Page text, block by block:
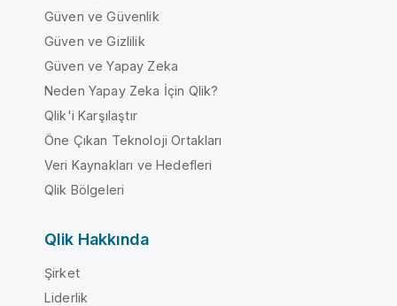
Güven ve Güvenlik
Güven ve Gizlilik
Güven ve Yapay Zeka
Neden Yapay Zeka İçin Qlik?
Qlik'i Karşılaştır
Öne Çıkan Teknoloji Ortakları
Veri Kaynakları ve Hedefleri
Qlik Bölgeleri
Qlik Hakkında
Şirket
Liderlik